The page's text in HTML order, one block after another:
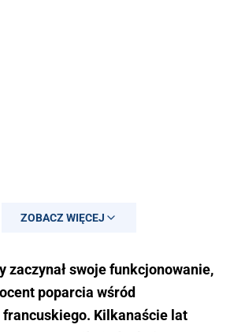
ZOBACZ WIĘCEJ
zaczynał swoje funkcjonowanie,
poparcia wśród
francuskiego. Kilkanaście lat